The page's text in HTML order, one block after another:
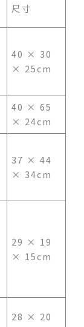
尺寸
40 × 30
× 25cm
40 × 65
× 24cm
37 × 44
× 34cm
29 × 19
× 15cm
28 × 20